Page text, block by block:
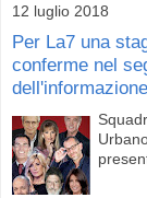
12 luglio 2018
Per La7 una
conferme nel
dell'informazione